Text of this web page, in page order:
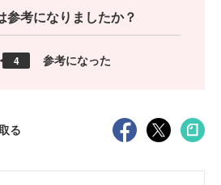
参考になりましたか？
4 参考になった
る